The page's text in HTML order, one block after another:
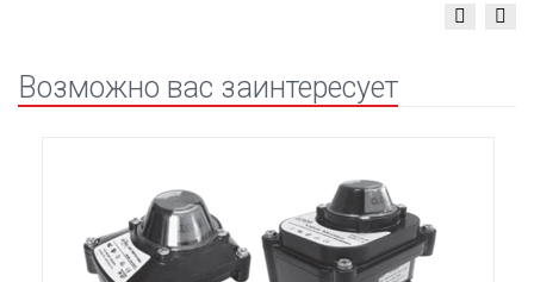
Возможно вас заинтересует